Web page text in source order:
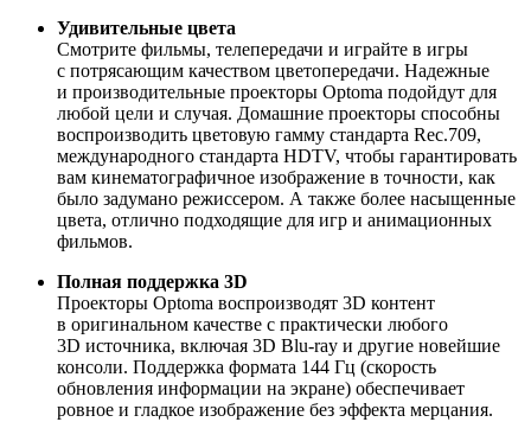
Удивительные цвета
Смотрите фильмы, телепередачи и играйте в игры
с потрясающим качеством цветопередачи. Надежные
и производительные проекторы Optoma подойдут для
любой цели и случая. Домашние проекторы способны
воспроизводить цветовую гамму стандарта Rec.709,
международного стандарта HDTV, чтобы гарантировать
вам кинематографичное изображение в точности, как
было задумано режиссером. А также более насыщенные
цвета, отлично подходящие для игр и анимационных
фильмов.
Полная поддержка 3D
Проекторы Optoma воспроизводят 3D контент
в оригинальном качестве с практически любого
3D источника, включая 3D Blu-ray и другие новейшие
консоли. Поддержка формата 144 Гц (скорость
обновления информации на экране) обеспечивает
ровное и гладкое изображение без эффекта мерцания.